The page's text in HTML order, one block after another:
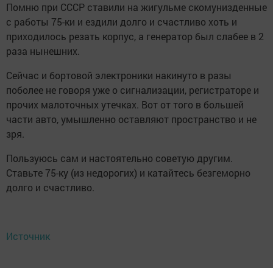
Помню при СССР ставили на жигульме скомунизденные
с работы 75-ки и ездили долго и счастливо хоть и
приходилось резать корпус, а генератор был слабее в 2
раза нынешних.
Сейчас и бортовой электроники накинуто в разы
поболее не говоря уже о сигнализации, регистраторе и
прочих малоточных утечках. Вот от того в большей
части авто, умышленно оставляют пространство и не
зря.
Пользуюсь сам и настоятельно советую другим.
Ставьте 75-ку (из недорогих) и катайтесь безгеморно
долго и счастливо.
Источник